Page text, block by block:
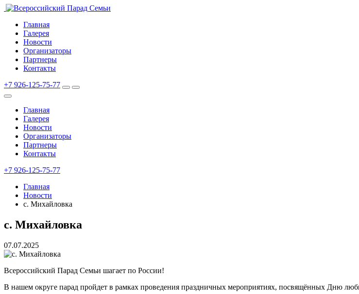
Главная
Галерея
Новости
Организаторы
Партнеры
Контакты
+7 926-125-75-77
Главная
Галерея
Новости
Организаторы
Партнеры
Контакты
+7 926-125-75-77
Главная
Новости
с. Михайловка
с. Михайловка
07.07.2025
Всероссийский Парад Семьи шагает по России!
В нашем округе парад пройдет в рамках проведения праздничных мероприятиях, посвящённых Дню